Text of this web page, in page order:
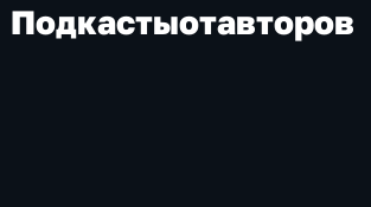
Подкастыотавторов